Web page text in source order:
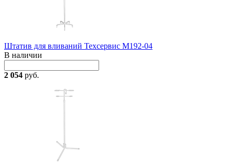
Штатив для вливаний Техсервис М192-04
В наличии
2 054 руб.